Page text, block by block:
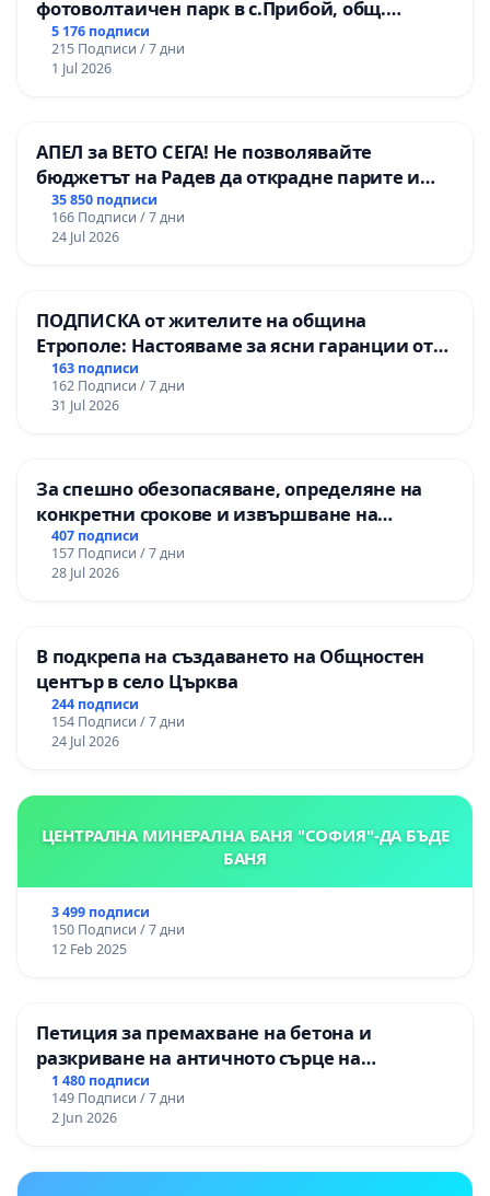
фотоволтаичен парк в с.Прибой, общ.
Радомир
5 176 подписи
215 Подписи / 7 дни
1 Jul 2026
АПЕЛ за ВЕТО СЕГА! Не позволявайте
бюджетът на Радев да открадне парите и
правата ни в тъмното
35 850 подписи
166 Подписи / 7 дни
24 Jul 2026
ПОДПИСКА от жителите на община
Етрополе: Настояваме за ясни гаранции от
“Елаците-МЕД” АД и от държавата, че ще се
изпълнят всички екологични норми!
163 подписи
162 Подписи / 7 дни
31 Jul 2026
За спешно обезопасяване, определяне на
конкретни срокове и извършване на
цялостна рехабилитация на
републиканския път между пътен възел АМ
„Тракия“ - гр. Ихтиман - с. Мирово - к.к.
407 подписи
157 Подписи / 7 дни
28 Jul 2026
В подкрепа на създаването на Общностен
център в село Църква
244 подписи
154 Подписи / 7 дни
24 Jul 2026
ЦЕНТРАЛНА МИНЕРАЛНА БАНЯ "СОФИЯ"-ДА БЪДЕ
БАНЯ
3 499 подписи
150 Подписи / 7 дни
12 Feb 2025
Петиция за премахване на бетона и
разкриване на античното сърце на
Могиланската могила във Враца
1 480 подписи
149 Подписи / 7 дни
2 Jun 2026